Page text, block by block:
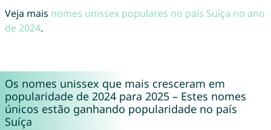
Veja mais nomes unissex populares no país Suíça no ano
de 2024.
Os nomes unissex que mais cresceram em
popularidade de 2024 para 2025 – Estes nomes
únicos estão ganhando popularidade no país
Suíça